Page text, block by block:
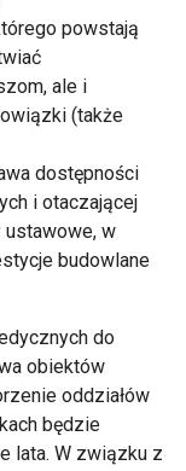
powstają
ale i
(także
dostępności
i otaczającej
ustawowe, w
budowlane
do
obiektów
oddziałów
będzie
lata. W związku z